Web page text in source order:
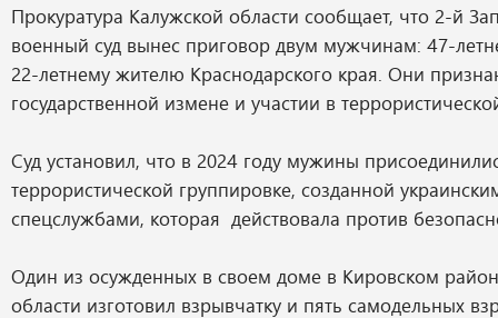
Прокуратура Калужской области сообщает, что 2-й
военный суд вынес приговор двум мужчинам: 47-
22-летнему жителю Краснодарского края. Они
государственной измене и участии в
Суд установил, что в 2024 году мужины
террористической группировке, созданной
спецслужбами, которая действовала против
Один из осужденных в своем доме в Кировском
области изготовил взрывчатку и пять самодельных